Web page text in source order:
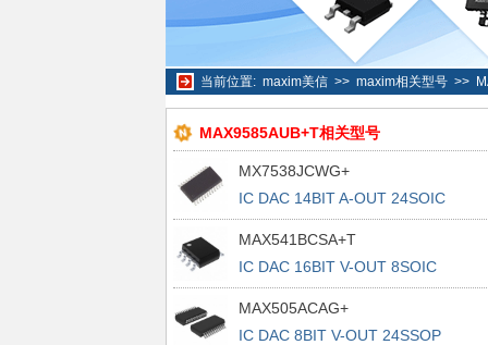
当前位置: maxim美信>> maxim相关型号>>
MAX9585AUB+T相关型号
MX7538JCWG+
IC DAC 14BIT A-OUT 24SOIC
MAX541BCSA+T
IC DAC 16BIT V-OUT 8SOIC
MAX505ACAG+
IC DAC 8BIT V-OUT 24SSOP